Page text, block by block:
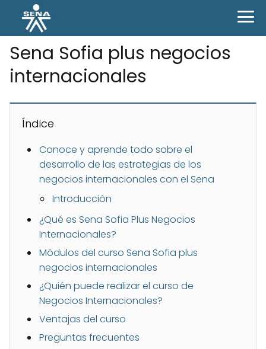
Sena Sofia plus negocios
internacionales
Índice
Conoce y aprende todo sobre el
desarrollo de las estrategias de los
negocios internacionales con el Sena
Introducción
¿Qué es Sena Sofia Plus Negocios
Internacionales?
Módulos del curso Sena Sofia plus
negocios internacionales
¿Quién puede realizar el curso de
Negocios Internacionales?
Ventajas del curso
Preguntas frecuentes